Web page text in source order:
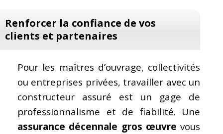
Renforcer la confiance de vos
clients et partenaires
Pour les maîtres d’ouvrage, collectivités
ou entreprises privées, travailler avec un
constructeur assuré est un gage de
professionnalisme et de fiabilité. Une
assurance décennale gros œuvre vous